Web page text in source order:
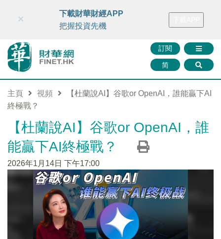
財華智庫網 FINTV FINMETA 財華證券 媒體矩陣
訂閱
简
×
下載財華財經APP
把握投資先機
主頁 視頻
【杜蘭說AI】谷歌or OpenAI，誰能贏下AI
終極戰？
【杜蘭說AI】谷歌or OpenAI，誰
能贏下AI終極戰？
2026年1月14日 下午17:00